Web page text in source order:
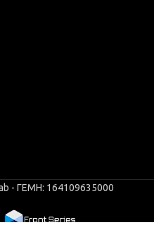
- ΓΕΜΗ: 164109635000